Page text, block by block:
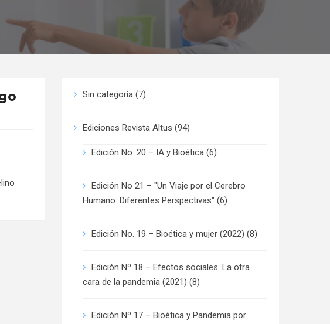
Sin categoría (7)
Ediciones Revista Altus (94)
Edición No. 20 – IA y Bioética (6)
Edición No 21 – "Un Viaje por el Cerebro
Humano: Diferentes Perspectivas" (6)
Edición No. 19 – Bioética y mujer (2022) (8)
Edición Nº 18 – Efectos sociales. La otra
cara de la pandemia (2021) (8)
Edición Nº 17 – Bioética y Pandemia por